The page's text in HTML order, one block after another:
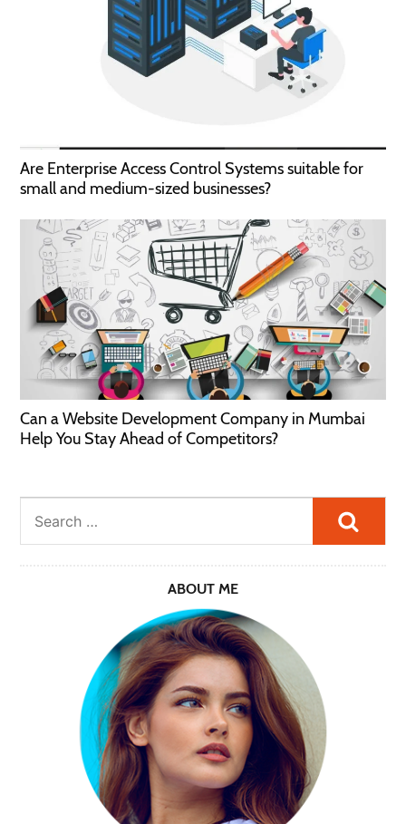
Are Enterprise Access Control Systems suitable for
small and medium-sized businesses?
Can a Website Development Company in Mumbai
Help You Stay Ahead of Competitors?
ABOUT ME